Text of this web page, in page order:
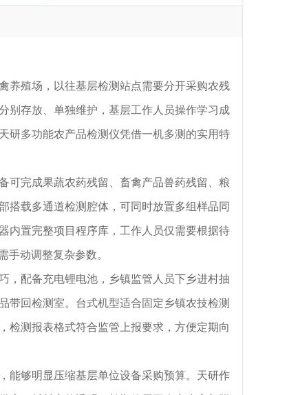
殖场，以往基层检测站点需要分开采购农残
别存放、单独维护，基层工作人员操作学习成
研多功能农产品检测仪凭借一机多测的实用特
完成果蔬农药残留、畜禽产品兽药残留、粮
搭载多通道检测腔体，可同时放置多组样品同
内置完整项目程序库，工作人员仅需要根据待
手动调整复杂参数。
配备充电锂电池，乡镇监管人员下乡进村抽
带回检测室。台式机型适合固定乡镇农技检测
检测报表格式符合监管上报要求，方便定期向
够明显压缩基层单位设备采购预算。天研作